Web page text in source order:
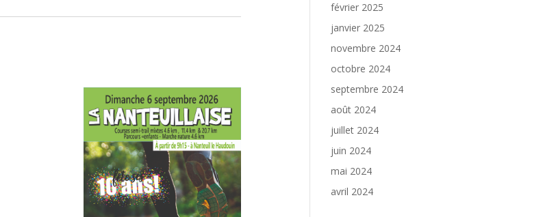
février 2025
janvier 2025
novembre 2024
octobre 2024
septembre 2024
août 2024
juillet 2024
juin 2024
mai 2024
avril 2024